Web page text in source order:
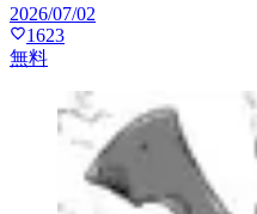
2026/07/02
1623
無料